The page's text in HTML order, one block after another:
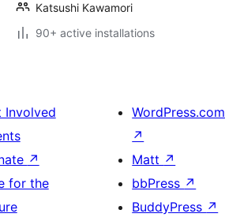
Katsushi Kawamori
90+ active installations
Involved
↗
for the
WordPress.com
↗
Matt ↗
bbPress ↗
BuddyPress ↗